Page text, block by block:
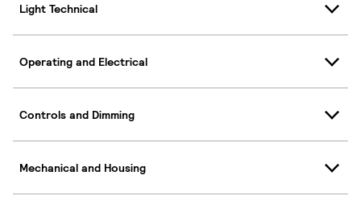
Light Technical
Operating and Electrical
Controls and Dimming
Mechanical and Housing